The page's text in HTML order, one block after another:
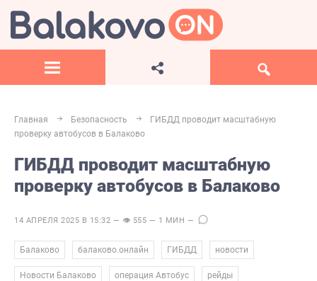
Главная Безопасность
ГИБДД проводит масштабную
проверку автобусов в Балаково
ГИБДД проводит масштабную
проверку автобусов в Балаково
14 АПРЕЛЯ 2025 В 15:32 — 👁 555 — 1 МИН —
Балаково балаково.онлайн ГИБДД новости
Новости Балаково операция Автобус рейды